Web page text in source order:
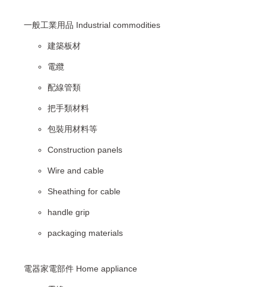
一般工業用品 Industrial commodities
建築板材
電纜
配線管類
把手類材料
包裝用材料等
Construction panels
Wire and cable
Sheathing for cable
handle grip
packaging materials
電器家電部件 Home appliance